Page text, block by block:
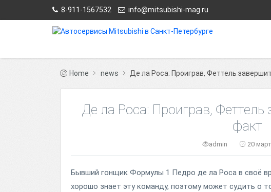
8-911-1567532 info@mitsubishi-mag.ru
Home news Де ла Роса: Проиграв, Феттель
Де ла Роса: Проиграв, Феттель
факт
admin 20
Бывший гонщик Формулы 1 Педро де ла Роса в своё
хорошо знает эту команду, поэтому может судить о